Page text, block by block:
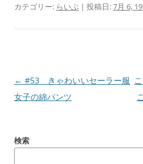
カテゴリー: らいぶ | 投稿日:7月 6,
投
稿
ゲ
← #53 きゃわいいセーラー服
女子の綿パンツ
検索